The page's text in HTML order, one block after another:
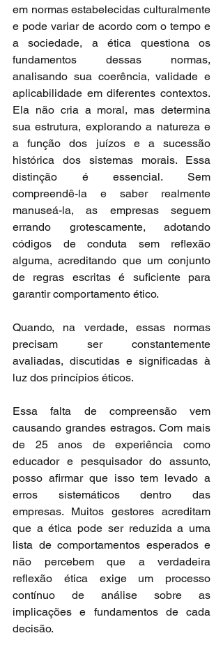
em normas estabelecidas culturalmente
e pode variar de acordo com o tempo e
a sociedade, a ética questiona os
fundamentos dessas normas,
analisando sua coerência, validade e
aplicabilidade em diferentes contextos.
Ela não cria a moral, mas determina
sua estrutura, explorando a natureza e
a função dos juízos e a sucessão
histórica dos sistemas morais. Essa
distinção é essencial. Sem
compreendê-la e saber realmente
manuseá-la, as empresas seguem
errando grotescamente, adotando
códigos de conduta sem reflexão
alguma, acreditando que um conjunto
de regras escritas é suficiente para
garantir comportamento ético.
Quando, na verdade, essas normas
precisam ser constantemente
avaliadas, discutidas e significadas à
luz dos princípios éticos.
Essa falta de compreensão vem
causando grandes estragos. Com mais
de 25 anos de experiência como
educador e pesquisador do assunto,
posso afirmar que isso tem levado a
erros sistemáticos dentro das
empresas. Muitos gestores acreditam
que a ética pode ser reduzida a uma
lista de comportamentos esperados e
não percebem que a verdadeira
reflexão ética exige um processo
contínuo de análise sobre as
implicações e fundamentos de cada
decisão.